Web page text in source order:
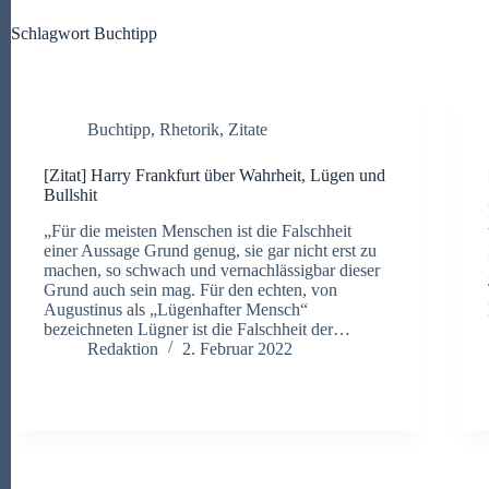
Schlagwort Buchtipp
Buchtipp, Rhetorik, Zitate
[Zitat] Harry Frankfurt über Wahrheit, Lügen und
Bullshit
„Für die meisten Menschen ist die Falschheit
einer Aussage Grund genug, sie gar nicht erst zu
machen, so schwach und vernachlässigbar dieser
Grund auch sein mag. Für den echten, von
Augustinus als „Lügenhafter Mensch“
bezeichneten Lügner ist die Falschheit der…
Redaktion
2. Februar 2022